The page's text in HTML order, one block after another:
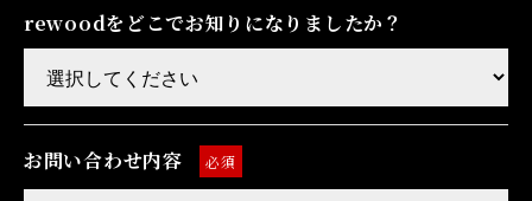
rewoodをどこでお知りになりましたか？
お問い合わせ内容 必須